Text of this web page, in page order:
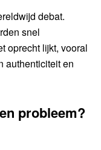
debat.
snel
oprecht lijkt, vooral
authenticiteit en
probleem?